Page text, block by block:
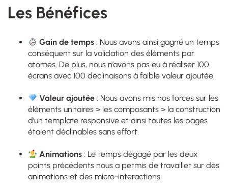
Les Bénéfices
Gain de temps: Nous avons ainsi gagné un temps
conséquent sur la validation des éléments par
atomes. De plus, nous n’avons pas eu à réaliser 100
écrans avec 100 déclinaisons à faible valeur ajoutée.
Valeur ajoutée : Nous avons mis nos forces sur les
éléments unitaires > les composants > la construction
d’un template responsive et ainsi toutes les pages
étaient déclinables sans effort.
Animations: Le temps dégagé par les deux
points précédents nous a permis de travailler sur des
animations et des micro-interactions.